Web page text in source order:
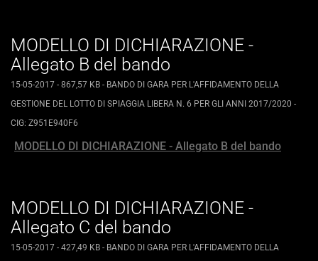
MODELLO DI DICHIARAZIONE -
Allegato B del bando
15-05-2017 - 867,57 KB - BANDO DI GARA PER L'AFFIDAMENTO DELLA
GESTIONE DEL LOTTO DI SPIAGGIA LIBERA N. 6 PER GLI ANNI 2017/2020 -
CIG: Z951E940F6
MODELLO DI DICHIARAZIONE - Allegato B del bando
MODELLO DI DICHIARAZIONE -
Allegato C del bando
15-05-2017 - 427,49 KB - BANDO DI GARA PER L'AFFIDAMENTO DELLA